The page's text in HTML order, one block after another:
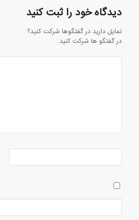
دیدگاه خود را ثبت کنید
تمایل دارید در گفتگوها شرکت کنید؟
در گفتگو ها شرکت کنید.